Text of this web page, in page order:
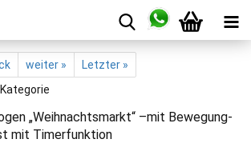
weiter »
Letzter »
„Weihnachtsmarkt“ –mit Bewegung-
mit Timerfunktion